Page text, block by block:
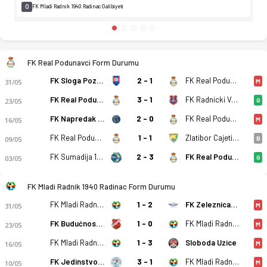
0 FK Mladi Radnik 1940 Radinac Galibiyeti
FK Real Podunavci Form Durumu
31/05 FK Sloga Pozega 2 - 1 FK Real Podunavci M
23/05 FK Real Podunavci 3 - 1 FK Radnicki Valjevo G
16/05 FK Napredak Markovac 2 - 0 FK Real Podunavci M
09/05 FK Real Podunavci 1 - 1 Zlatibor Cajetina B
03/05 FK Sumadija 1903 Kragujevac 2 - 3 FK Real Podunavci G
FK Mladi Radnik 1940 Radinac Form Durumu
31/05 FK Mladi Radnik 1940 Radinac 1 - 2 FK Zeleznicar Lajkovac M
23/05 FK Budućnost Krušik 2014 Valjevo 1 - 0 FK Mladi Radnik 1940 Radinac M
16/05 FK Mladi Radnik 1940 Radinac 1 - 3 Sloboda Uzice M
10/05 FK Jedinstvo Putevi 3 - 1 FK Mladi Radnik 1940 Radinac M